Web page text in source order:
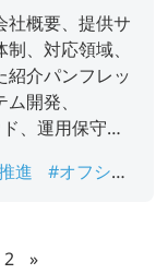
社概要、提供サ
、対応領域、
紹介パンフレッ
開発、
、運用保守の
社内共有に活
進
#オフショ
2 »